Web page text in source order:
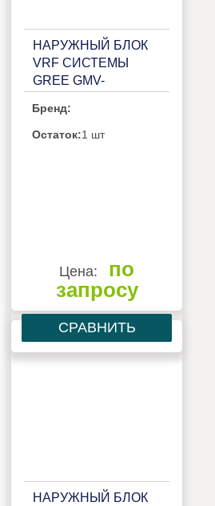
НАРУЖНЫЙ БЛОК
VRF СИСТЕМЫ
GREE GMV-
Бренд:
Остаток:1 шт
Цена:
по
запросу
СРАВНИТЬ
НАРУЖНЫЙ БЛОК